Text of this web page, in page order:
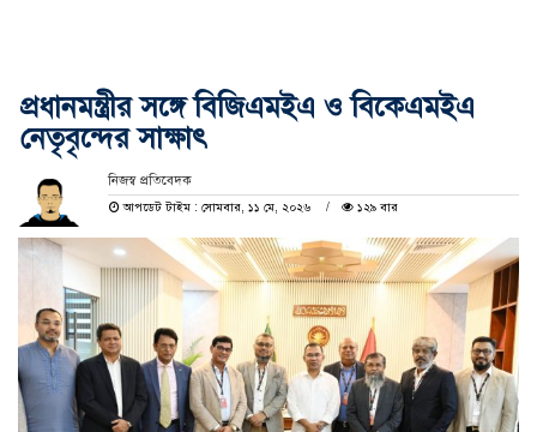
প্রধানমন্ত্রীর সঙ্গে বিজিএমইএ ও বিকেএমইএ
নেতৃবৃন্দের সাক্ষাৎ
নিজস্ব প্রতিবেদক
আপডেট টাইম : সোমবার, ১১ মে, ২০২৬
১২৯ বার